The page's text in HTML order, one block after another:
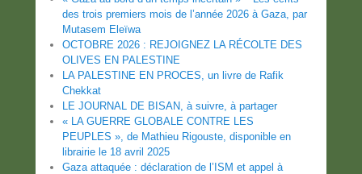
des trois premiers mois de l’année 2026 à Gaza, par
Mutasem Eleïwa
OCTOBRE 2026 : REJOIGNEZ LA RÉCOLTE DES
OLIVES EN PALESTINE
LA PALESTINE EN PROCES, un livre de Rafik
Chekkat
LE JOURNAL DE BISAN, à suivre, à partager
« LA GUERRE GLOBALE CONTRE LES
PEUPLES », de Mathieu Rigouste, disponible en
librairie le 18 avril 2025
Gaza attaquée : déclaration de l’ISM et appel à